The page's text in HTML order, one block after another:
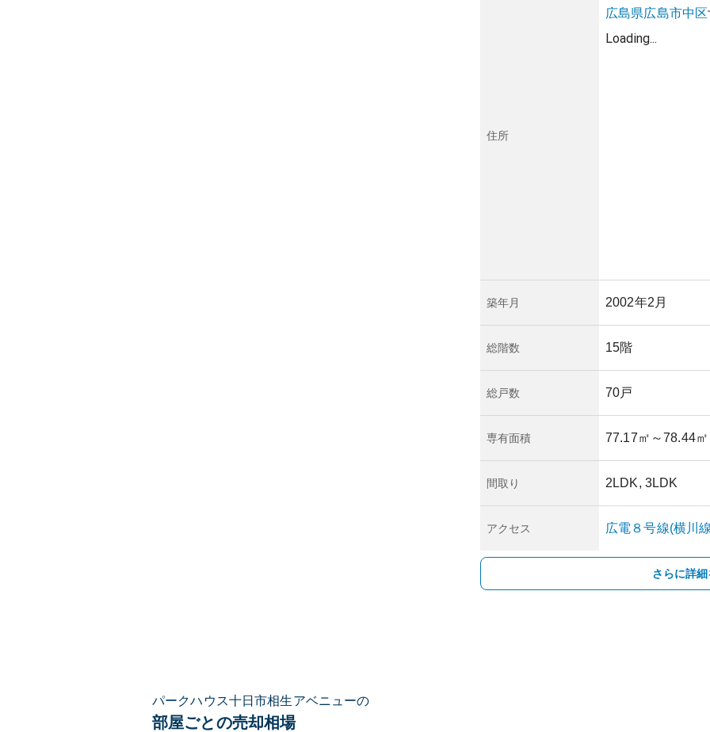
住所
広島県広島市中区
Loading...
築年月 2002年2月
総階数 15階
総戸数 70戸
専有面積 77.17㎡ ～78.44㎡
間取り 2LDK, 3LDK
アクセス 広電８号線(横川
さらに詳
パークハウス十日市相生アベニューの
部屋ごとの売却相場